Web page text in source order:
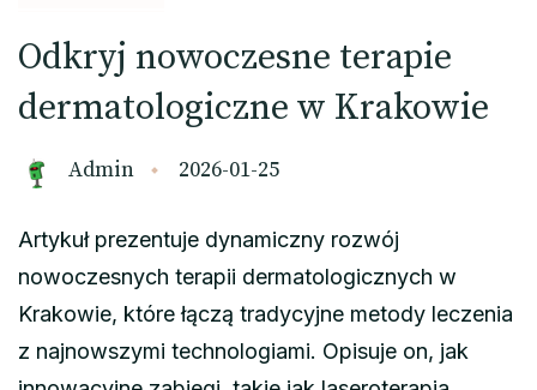
Odkryj nowoczesne terapie
dermatologiczne w Krakowie
Admin 2026-01-25
Artykuł prezentuje dynamiczny rozwój
nowoczesnych terapii dermatologicznych w
Krakowie, które łączą tradycyjne metody leczenia
z najnowszymi technologiami. Opisuje on, jak